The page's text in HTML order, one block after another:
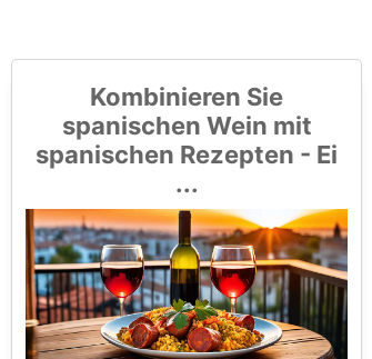
Kombinieren Sie
spanischen Wein mit
spanischen Rezepten - Ei
...